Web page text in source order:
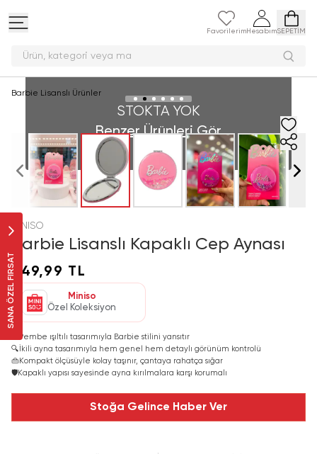
Favorilerim HesabımSEPETİM
Ürün, kategori vey
SANA ÖZEL FIRSAT
Barbie Lisanslı Ürünler
STOKTA YOK
Benzer Ürünleri Gör
MINISO
Barbie Lisanslı Kapaklı Cep Aynası
349,99 TL
Miniso
Özel Koleksiyon
Pembe ışıltılı tasarımıyla Barbie stilini yansıtır
🔍 İkili ayna tasarımıyla hem genel hem detaylı görünüm kontrolü
👜Kompakt ölçüsüyle kolay taşınır, çantaya rahatça sığar
🛡️Kapaklı yapısı sayesinde ayna kırılmalara karşı korumalı
Stoğa Gelince Haber Ver